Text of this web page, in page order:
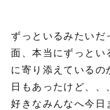
ずっといるみたいだ
面、本当にずっとい
に寄り添えているの
日もあったけど、
好きなみんなへ今日